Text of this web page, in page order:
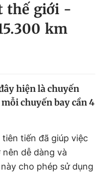
Magazine
Bạn cần biết
thế giới -
km
hiện là chuyến
chuyến bay cần 4
tiến đã giúp việc
dễ dàng và
cho phép sử dụng